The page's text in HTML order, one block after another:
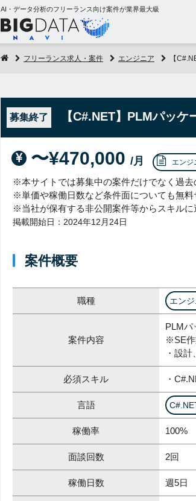
AI・データ分析のフリーランス向け案件が業界最大級
フリーランス求人・案件 エンジニア 【
募集終了 【C#.NET】PLMパッケ
〜¥470,000 /月 エンジ
※本サイトでは募集中の案件だけでなく過去
※単価や稼働日数など条件面についても無料
※当社が保有する非公開案件等からスキルに
掲載開始日：2024年12月24日
案件概要
職種 エン
案件内容
PLMパ
※SE作
・設
必須スキル ・
言語
稼働率 100%
面談回数 2回
稼働日数 週5日